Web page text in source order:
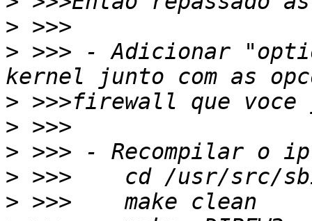
>
> >>> - Adicionar
>
>
>
>
>